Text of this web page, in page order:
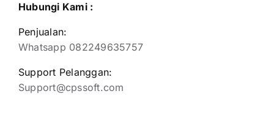
Hubungi Kami :
Penjualan:
Whatsapp 082249635757
Support Pelanggan:
Support@cpssoft.com